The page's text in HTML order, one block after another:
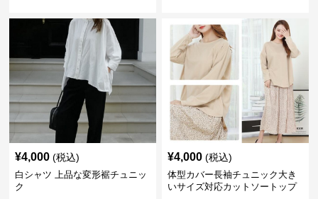
¥4,000 (税込)
白シャツ 上品な変形裾チュニッ
ク
¥4,000 (税込)
体型カバー長袖チュニック大き
いサイズ対応カットソートップ